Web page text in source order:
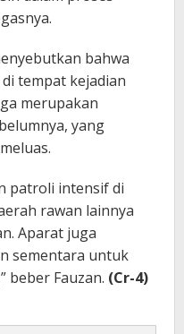
bahwa
tempat kejadian
merupakan
yang
patroli intensif di
rawan lainnya
Aparat juga
sementara untuk
beber Fauzan. (Cr-4)